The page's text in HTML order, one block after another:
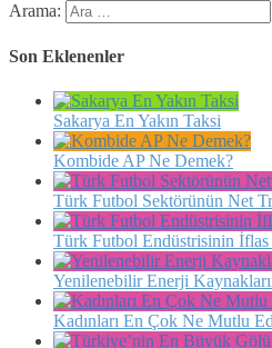
Arama:
Son Eklenenler
Sakarya En Yakın Taksi
Kombide AP Ne Demek?
Türk Futbol Sektörünün Net
Türk Futbol Endüstrisinin İflas
Yenilenebilir Enerji
Kadınları En Çok Ne Mutlu